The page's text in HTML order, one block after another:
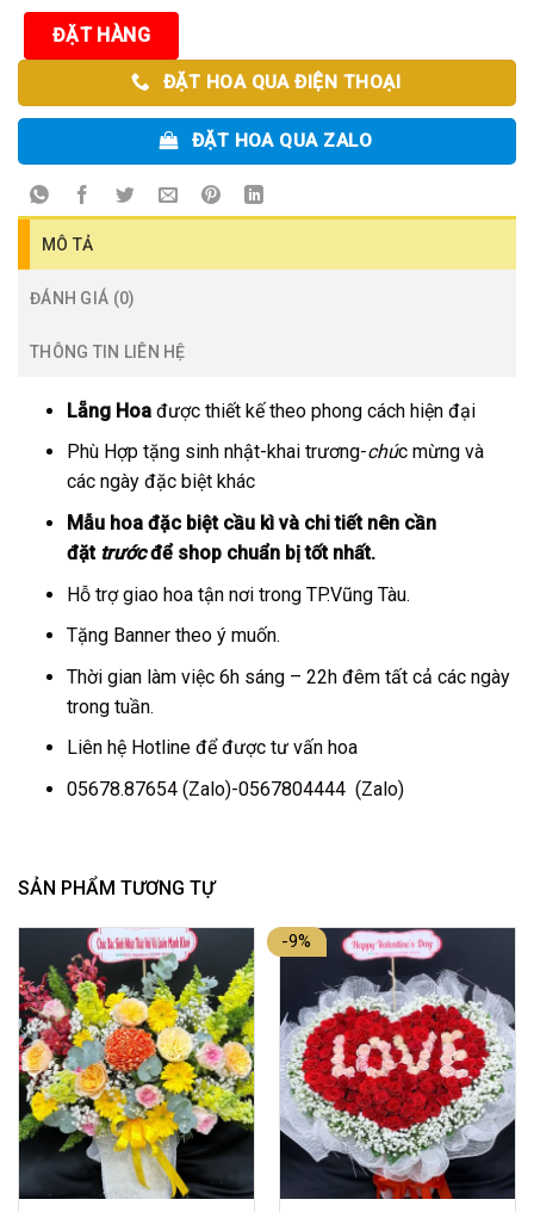
ĐẶT HÀNG
ĐẶT HOA QUA ĐIỆN THOẠI
ĐẶT HOA QUA ZALO
MÔ TẢ
ĐÁNH GIÁ (0)
THÔNG TIN LIÊN HỆ
Lẵng Hoa được thiết kế theo phong cách hiện đại
Phù Hợp tặng sinh nhật-khai trương-chúc mừng và
các ngày đặc biệt khác
Mẫu hoa đặc biệt cầu kì và chi tiết nên cần
đặt trướcđể shop chuẩn bị tốt nhất.
Hỗ trợ giao hoa tận nơi trong TP.Vũng Tàu.
Tặng Banner theo ý muốn.
Thời gian làm việc 6h sáng – 22h đêm tất cả các ngày
trong tuần.
Liên hệ Hotline để được tư vấn hoa
05678.87654(Zalo)-0567804444(Zalo)
SẢN PHẨM TƯƠNG TỰ
-9%